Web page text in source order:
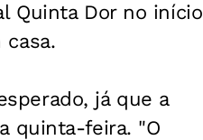
Quinta Dor no início
já que a
quinta-feira. "O